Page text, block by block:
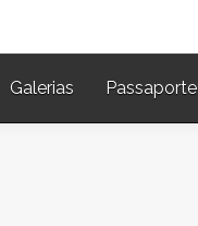
Galerias Passaporte